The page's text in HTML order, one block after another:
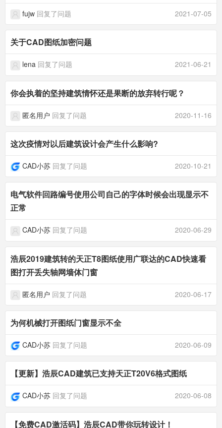
fujw 回复了问题 2021-07-05
关于CAD图纸加密问题
lena 回复了问题 2021-06-21
你会执着的坚持建筑情怀还是果断的放弃转行呢？
匿名用户 回复了问题 2020-11-16
这次疫情对以后建筑设计会产生什么影响?
CAD小苏 回复了问题 2020-10-21
电气软件回路编号使用公司自己的字体时候会出现显示不
正常
CAD小苏 回复了问题 2020-06-29
浩辰2019建筑转的天正T8图纸使用广联达的CAD快速看
图打开丢失轴网墙体门窗
匿名用户 回复了问题 2020-06-17
为何机械打开图纸门窗显示不全
CAD小苏 回复了问题 2020-06-09
【更新】浩辰CAD建筑已支持天正T20V6格式图纸
CAD小苏 回复了问题 2020-06-08
【免费CAD激活码】浩辰CAD带你玩转设计！